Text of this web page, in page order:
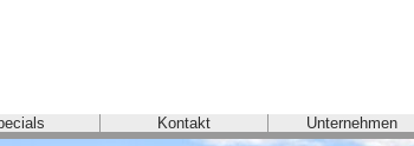
Kontakt Unternehmen